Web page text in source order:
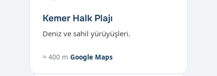
Kemer Halk Plajı
Deniz ve sahil yürüyüşleri.
≈ 400 m Google Maps